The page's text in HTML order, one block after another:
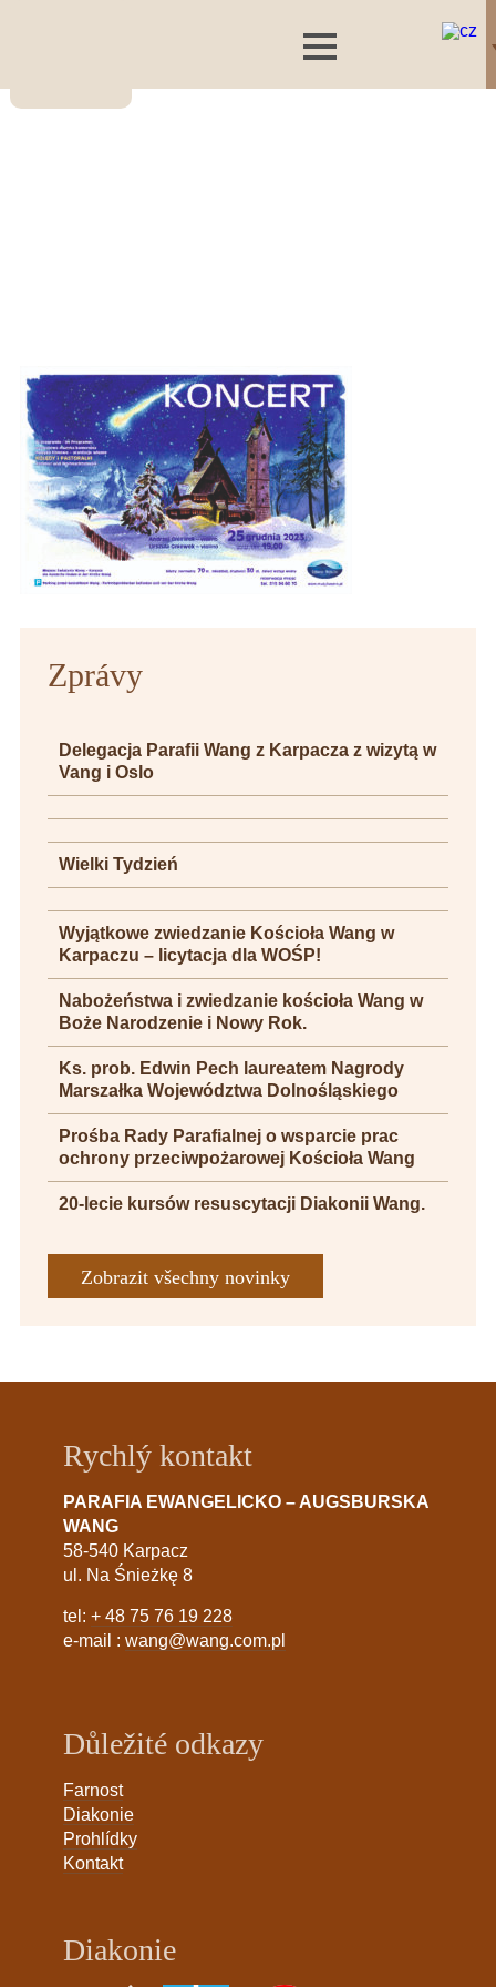
Zprávy
Delegacja Parafii Wang z Karpacza z wizytą w
Vang i Oslo
Wielki Tydzień
Wyjątkowe zwiedzanie Kościoła Wang w
Karpaczu – licytacja dla WOŚP!
Nabożeństwa i zwiedzanie kościoła Wang w
Boże Narodzenie i Nowy Rok.
Ks. prob. Edwin Pech laureatem Nagrody
Marszałka Województwa Dolnośląskiego
Prośba Rady Parafialnej o wsparcie prac
ochrony przeciwpożarowej Kościoła Wang
20-lecie kursów resuscytacji Diakonii Wang.
Zobrazit všechny novinky
Rychlý kontakt
PARAFIA EWANGELICKO – AUGSBURSKA
WANG
58-540 Karpacz
ul. Na Śnieżkę 8
tel: + 48 75 76 19 228
e-mail : wang@wang.com.pl
Důležité odkazy
Farnost
Diakonie
Prohlídky
Kontakt
Diakonie